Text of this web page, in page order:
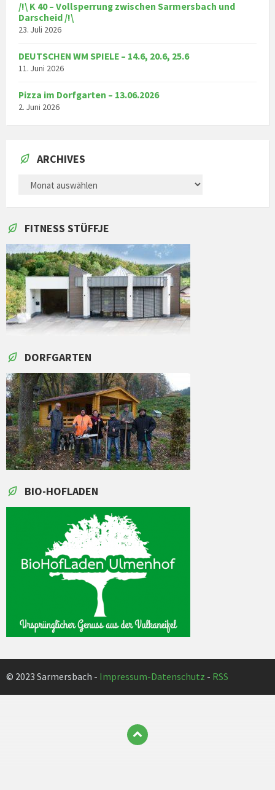
/!\ K 40 – Vollsperrung zwischen Sarmersbach und
Darscheid /!\
23. Juli 2026
DEUTSCHEN WM SPIELE – 14.6, 20.6, 25.6
11. Juni 2026
Pizza im Dorfgarten – 13.06.2026
2. Juni 2026
ARCHIVES
ARCHIVES
FITNESS STÜFFJE
DORFGARTEN
BIO-HOFLADEN
© 2023 Sarmersbach - Impressum-Datenschutz - RSS